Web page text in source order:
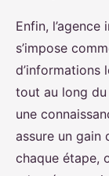
Enfin,
s’impose
d’informations
tout au long
une
assure un gain
chaque étape,